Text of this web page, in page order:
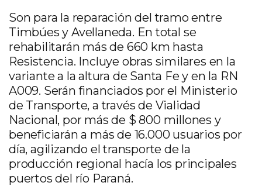
Son para la reparación del tramo entre
Timbúes y Avellaneda. En total se
rehabilitarán más de 660 km hasta
Resistencia. Incluye obras similares en la
variante a la altura de Santa Fe y en la RN
A009. Serán financiados por el Ministerio
de Transporte, a través de Vialidad
Nacional, por más de $ 800 millones y
beneficiarán a más de 16.000 usuarios por
día, agilizando el transporte de la
producción regional hacía los principales
puertos del río Paraná.